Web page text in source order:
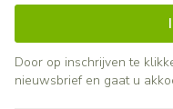
Door op inschrijven te
nieuwsbrief en gaat u